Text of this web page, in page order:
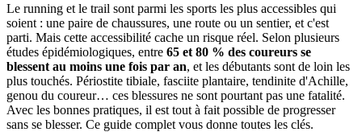
Le running et le trail sont parmi les sports les plus accessibles qui
soient : une paire de chaussures, une route ou un sentier, et c'est
parti. Mais cette accessibilité cache un risque réel. Selon plusieurs
études épidémiologiques, entre 65 et 80 % des coureurs se
blessent au moins une fois par an, et les débutants sont de loin les
plus touchés. Périostite tibiale, fasciite plantaire, tendinite d'Achille,
genou du coureur… ces blessures ne sont pourtant pas une fatalité.
Avec les bonnes pratiques, il est tout à fait possible de progresser
sans se blesser. Ce guide complet vous donne toutes les clés.